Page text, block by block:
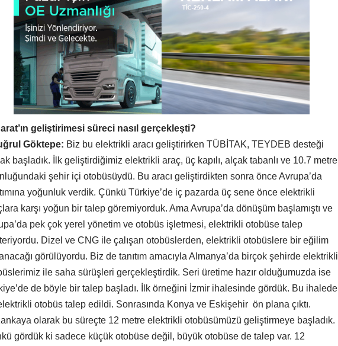
geliştirimesi süreci nasıl gerçekleşti?
Göktepe: Biz bu elektrikli aracı geliştirirken TÜBİTAK, TEYDEB desteği
başladık. İlk geliştirdiğimiz elektrikli araç, üç kapılı, alçak tabanlı ve 10.7 metre
şehir içi otobüsüydü. Bu aracı geliştirdikten sonra önce Avrupa’da
yoğunluk verdik. Çünkü Türkiye’de iç pazarda üç sene önce elektrikli
karşı yoğun bir talep göremiyorduk. Ama Avrupa’da dönüşüm başlamıştı ve
pek çok yerel yönetim ve otobüs işletmesi, elektrikli otobüse talep
Dizel ve CNG ile çalışan otobüslerden, elektrikli otobüslere bir eğilim
görülüyordu. Biz de tanıtım amacıyla Almanya’da birçok şehirde elektrikli
ile saha sürüşleri gerçekleştirdik. Seri üretime hazır olduğumuzda ise
de böyle bir talep başladı. İlk örneğini İzmir ihalesinde gördük. Bu ihalede
otobüs talep edildi. Sonrasında Konya ve Eskişehir ön plana çıktı.
olarak bu süreçte 12 metre elektrikli otobüsümüzü geliştirmeye başladık.
gördük ki sadece küçük otobüse değil, büyük otobüse de talep var. 12